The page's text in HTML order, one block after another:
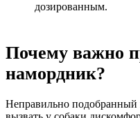
дозированным.
Почему важно
намордник?
Неправильно подобранный